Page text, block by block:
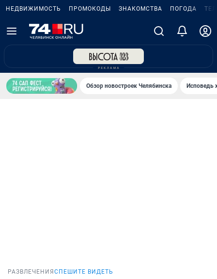
НЕДВИЖИМОСТЬ ПРОМОКОДЫ ЗНАКОМСТВА ПОГОДА
Обзор новостроек Челябинска Исповедь
РАЗВЛЕЧЕНИЯ СПЕШИТЕ ВИДЕТЬ